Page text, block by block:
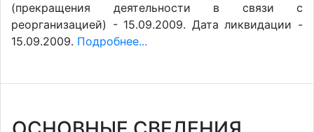
(прекращения деятельности в связи с
реорганизацией) - 15.09.2009. Дата ликвидации -
15.09.2009. Подробнее...